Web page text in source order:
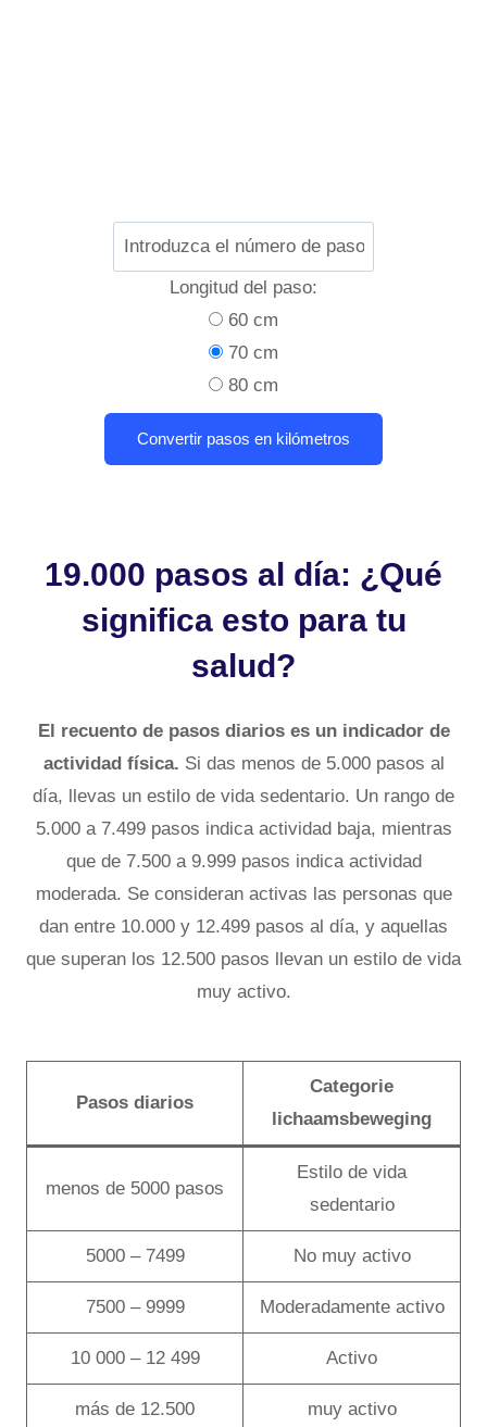
Longitud del paso:
60 cm
70 cm
80 cm
19.000 pasos al día: ¿Qué
significa esto para tu
salud?
El recuento de pasos diarios es un indicador de
actividad física. Si das menos de 5.000 pasos al
día, llevas un estilo de vida sedentario. Un rango de
5.000 a 7.499 pasos indica actividad baja, mientras
que de 7.500 a 9.999 pasos indica actividad
moderada. Se consideran activas las personas que
dan entre 10.000 y 12.499 pasos al día, y aquellas
que superan los 12.500 pasos llevan un estilo de vida
muy activo.
Pasos diarios
Categorie
lichaamsbeweging
menos de 5000 pasos
Estilo de vida
sedentario
5000 – 7499 No muy activo
7500 – 9999 Moderadamente activo
10 000 – 12 499 Activo
más de 12.500 muy activo